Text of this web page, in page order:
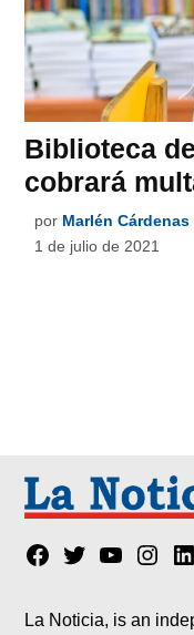
Biblioteca
cobrará
por Marlén Cárdenas
1 de julio de 2021
Facebook
TwitterYouTube
La Noticia, is an